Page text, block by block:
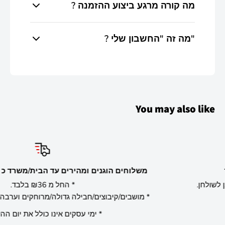
אם צוין אחרת.
? מה קורה מרגע ביצוע ההזמנה
עדכון נוסף על אישור התשלום ועיבוד ההזמנה.? מה זה "החשבון שלי"
You may also like
*
שירוקו המרכז לציוד פוקר